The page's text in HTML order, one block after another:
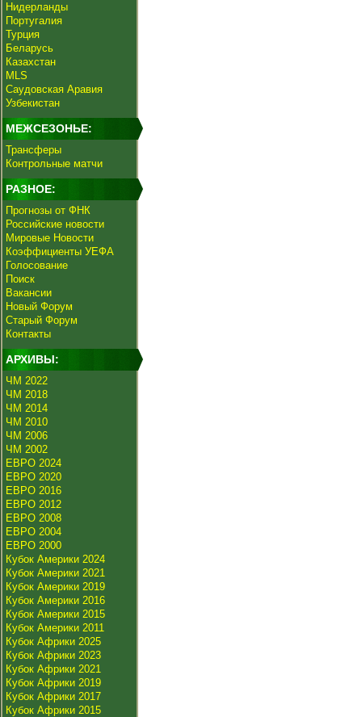
Нидерланды
Португалия
Турция
Беларусь
Казахстан
MLS
Саудовская Аравия
Узбекистан
МЕЖСЕЗОНЬЕ:
Трансферы
Контрольные матчи
РАЗНОЕ:
Прогнозы от ФНК
Российские новости
Мировые Новости
Коэффициенты УЕФА
Голосование
Поиск
Вакансии
Новый Форум
Старый Форум
Контакты
АРХИВЫ:
ЧМ 2022
ЧМ 2018
ЧМ 2014
ЧМ 2010
ЧМ 2006
ЧМ 2002
ЕВРО 2024
ЕВРО 2020
ЕВРО 2016
ЕВРО 2012
ЕВРО 2008
ЕВРО 2004
ЕВРО 2000
Кубок Америки 2024
Кубок Америки 2021
Кубок Америки 2019
Кубок Америки 2016
Кубок Америки 2015
Кубок Америки 2011
Кубок Африки 2025
Кубок Африки 2023
Кубок Африки 2021
Кубок Африки 2019
Кубок Африки 2017
Кубок Африки 2015